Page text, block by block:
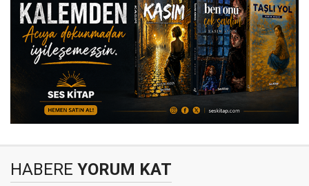
HABERE YORUM KAT